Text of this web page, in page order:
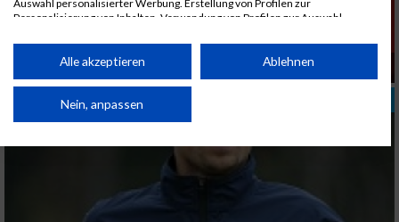
Businessman Buchleitner wird 4. beim VCM
Auswahl personalisierter Werbung. Erstellung von Profilen zur
Personalisierung von Inhalten. Verwendung von Profilen zur Auswahl
Performance von Inhalten. Analyse von Zielgruppen durch Statistiken oder
Kombinationen von Daten aus verschiedenen Quellen. Entwicklung und
von Inhalten.
Daten können außerhalb der Europäischen Union weitergegeben und in die
Website/App.
Partnerliste anzeigen (1 IAB-Anbieter)
Wir nutzen Ihre Daten für folgende Zwecke:
Alle akzeptieren Ablehnen
Nein, anpassen